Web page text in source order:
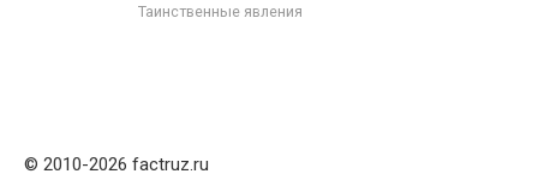
Таинственные явления
© 2010-2026 factruz.ru